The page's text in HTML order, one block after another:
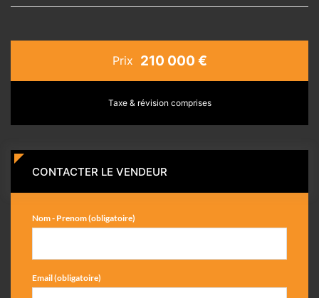
Prix 210 000 €
Taxe & révision comprises
CONTACTER LE VENDEUR
Nom - Prenom (obligatoire)
Email (obligatoire)